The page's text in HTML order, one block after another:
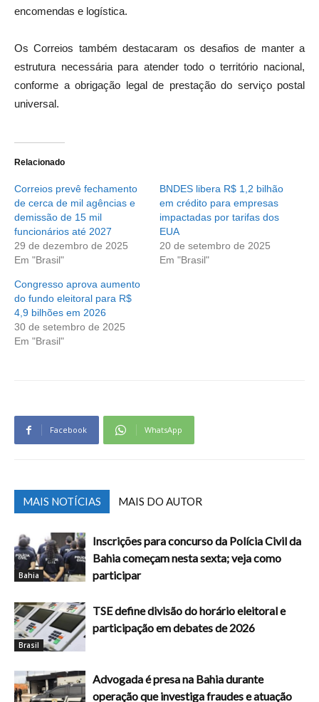
encomendas e logística.
Os Correios também destacaram os desafios de manter a
estrutura necessária para atender todo o território nacional,
conforme a obrigação legal de prestação do serviço postal
universal.
Relacionado
Correios prevê fechamento
de cerca de mil agências e
demissão de 15 mil
funcionários até 2027
29 de dezembro de 2025
Em "Brasil"
BNDES libera R$ 1,2 bilhão
em crédito para empresas
impactadas por tarifas dos
EUA
20 de setembro de 2025
Em "Brasil"
Congresso aprova aumento
do fundo eleitoral para R$
4,9 bilhões em 2026
30 de setembro de 2025
Em "Brasil"
Facebook WhatsApp
MAIS NOTÍCIAS MAIS DO AUTOR
Bahia
Inscrições para concurso da Polícia Civil da
Bahia começam nesta sexta; veja como
participar
Brasil
TSE define divisão do horário eleitoral e
participação em debates de 2026
Advogada é presa na Bahia durante
operação que investiga fraudes e atuação